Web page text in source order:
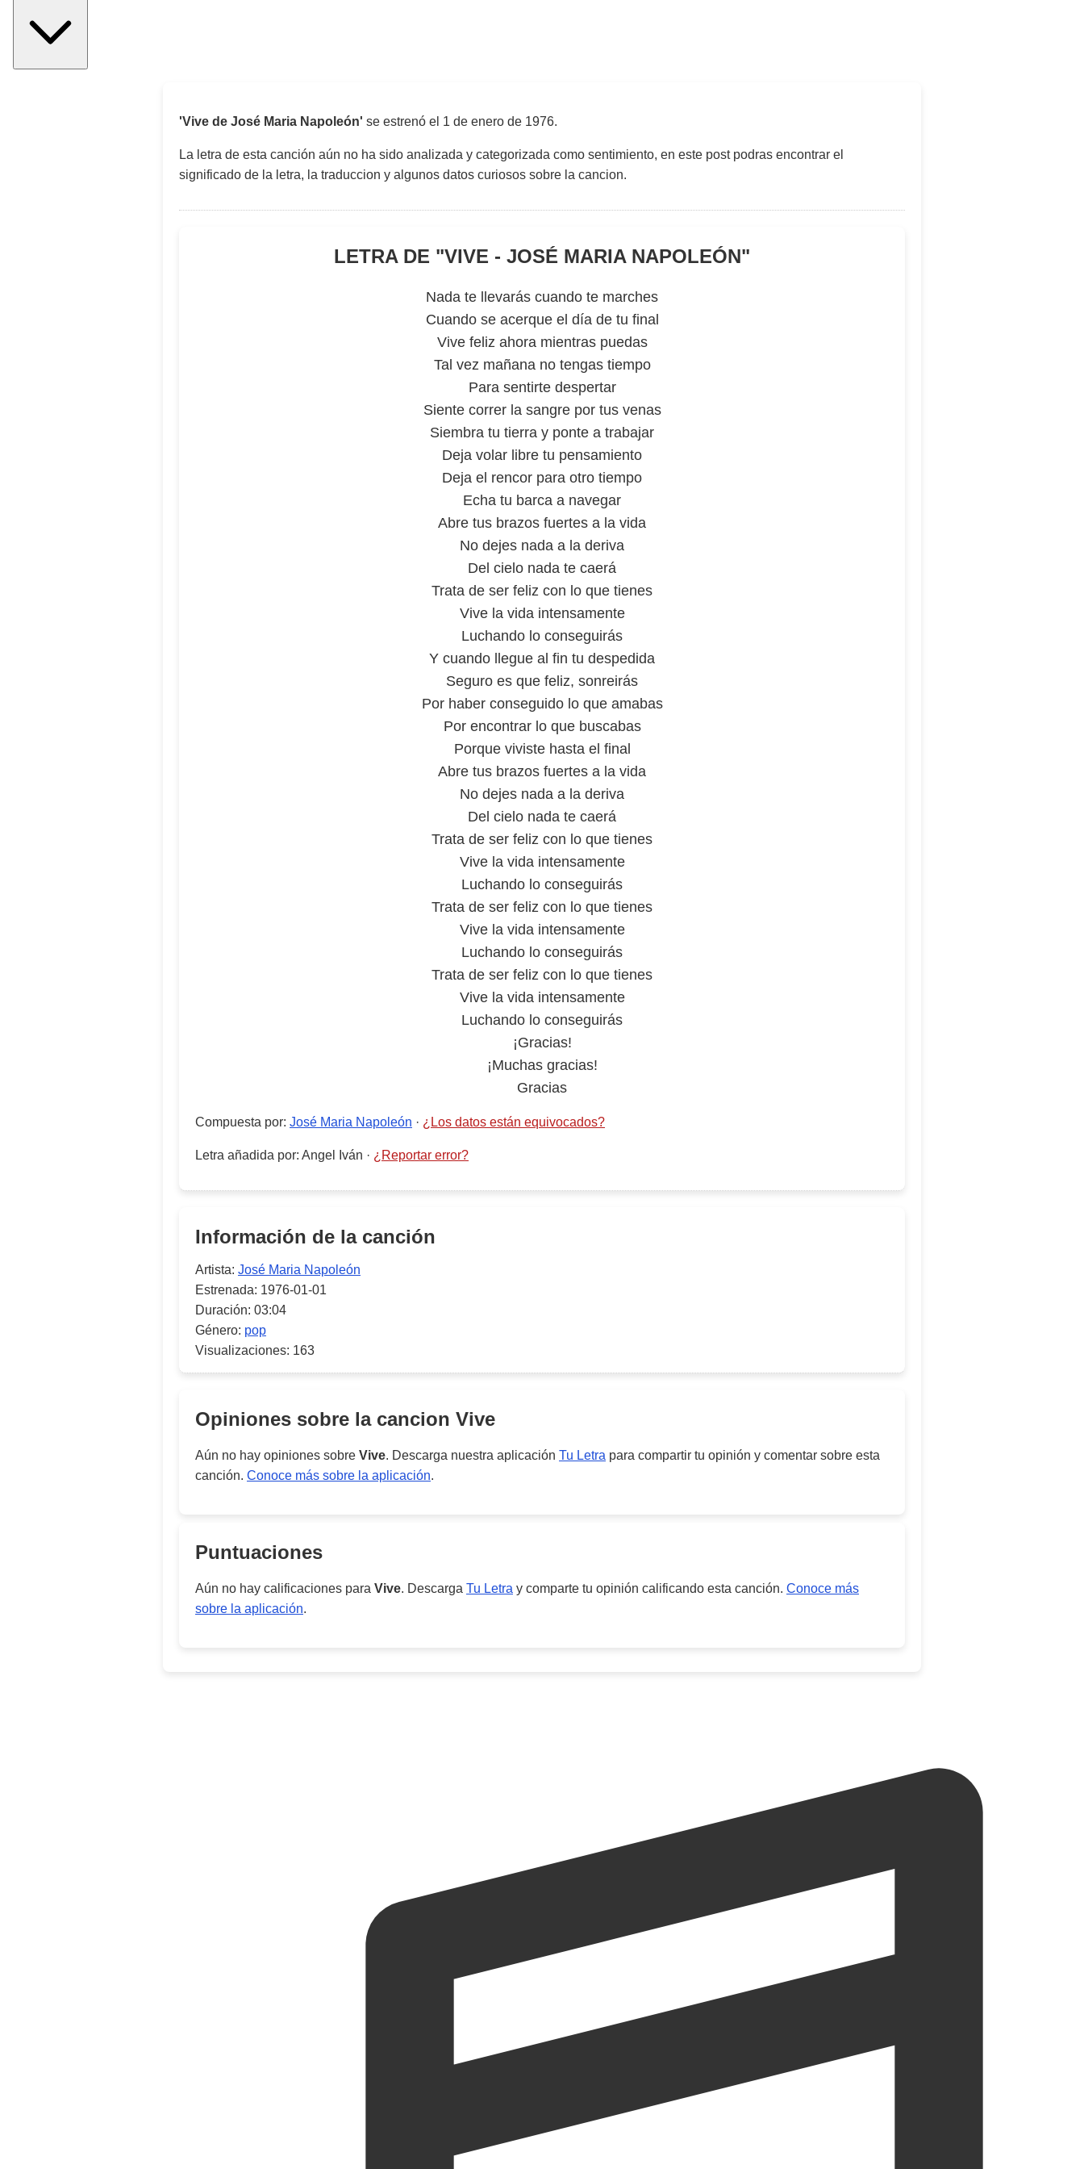
'Vive de José Maria Napoleón' se estrenó el 1 de enero de 1976.
La letra de esta canción aún no ha sido analizada y categorizada como sentimiento, en este post podras encontrar el
significado de la letra, la traduccion y algunos datos curiosos sobre la cancion.
LETRA DE "VIVE - JOSÉ MARIA NAPOLEÓN"
Nada te llevarás cuando te marches
Cuando se acerque el día de tu final
Vive feliz ahora mientras puedas
Tal vez mañana no tengas tiempo
Para sentirte despertar
Siente correr la sangre por tus venas
Siembra tu tierra y ponte a trabajar
Deja volar libre tu pensamiento
Deja el rencor para otro tiempo
Echa tu barca a navegar
Abre tus brazos fuertes a la vida
No dejes nada a la deriva
Del cielo nada te caerá
Trata de ser feliz con lo que tienes
Vive la vida intensamente
Luchando lo conseguirás
Y cuando llegue al fin tu despedida
Seguro es que feliz, sonreirás
Por haber conseguido lo que amabas
Por encontrar lo que buscabas
Porque viviste hasta el final
Abre tus brazos fuertes a la vida
No dejes nada a la deriva
Del cielo nada te caerá
Trata de ser feliz con lo que tienes
Vive la vida intensamente
Luchando lo conseguirás
Trata de ser feliz con lo que tienes
Vive la vida intensamente
Luchando lo conseguirás
Trata de ser feliz con lo que tienes
Vive la vida intensamente
Luchando lo conseguirás
¡Gracias!
¡Muchas gracias!
Gracias
Compuesta por: José Maria Napoleón · ¿Los datos están equivocados?
Letra añadida por: Angel Iván · ¿Reportar error?
Información de la canción
Artista: José Maria Napoleón
Estrenada: 1976-01-01
Duración: 03:04
Género: pop
Visualizaciones: 163
Opiniones sobre la cancion Vive
Aún no hay opiniones sobre Vive. Descarga nuestra aplicación Tu Letra para compartir tu opinión y comentar sobre esta
canción. Conoce más sobre la aplicación.
Puntuaciones
Aún no hay calificaciones para Vive. Descarga Tu Letra y comparte tu opinión calificando esta canción. Conoce más
sobre la aplicación.